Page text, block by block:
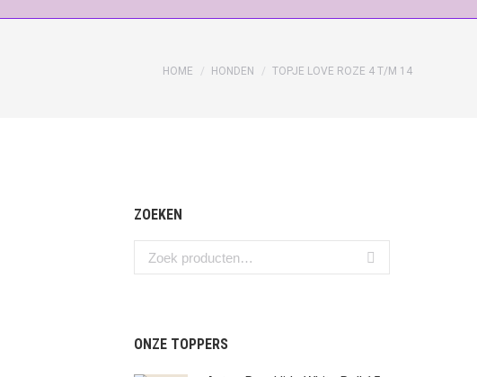
HOME HONDEN TOPJE LOVE ROZE 4 T/M 14
ZOEKEN
ONZE TOPPERS